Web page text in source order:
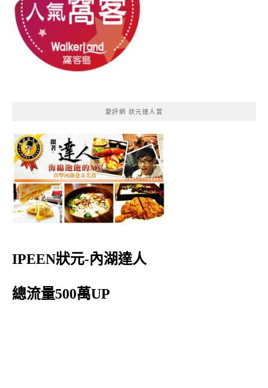
愛評網 狀元達人賞
IPEEN狀元-內湖達人
總流量500萬UP